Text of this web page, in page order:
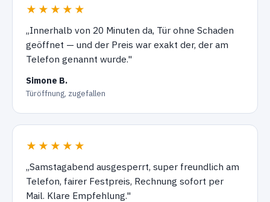
★★★★★
„Innerhalb von 20 Minuten da, Tür ohne Schaden
geöffnet — und der Preis war exakt der, der am
Telefon genannt wurde."
Simone B.
Türöffnung, zugefallen
★★★★★
„Samstagabend ausgesperrt, super freundlich am
Telefon, fairer Festpreis, Rechnung sofort per
Mail. Klare Empfehlung."